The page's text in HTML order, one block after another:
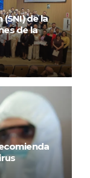
de la
de la